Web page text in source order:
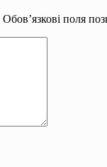
Обов’язкові поля